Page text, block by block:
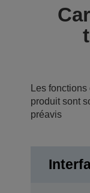
Les
produit sont
préavis